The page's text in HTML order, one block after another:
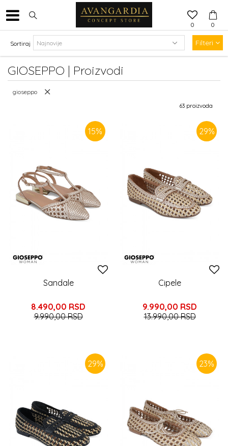
0
0
GIOSEPPO | Proizvodi
Sortiraj Filteri
gioseppo
63 proizvoda
15%
Sandale
8.490,00 RSD
9.990,00RSD
29%
Cipele
9.990,00 RSD
13.990,00RSD
29% 23%